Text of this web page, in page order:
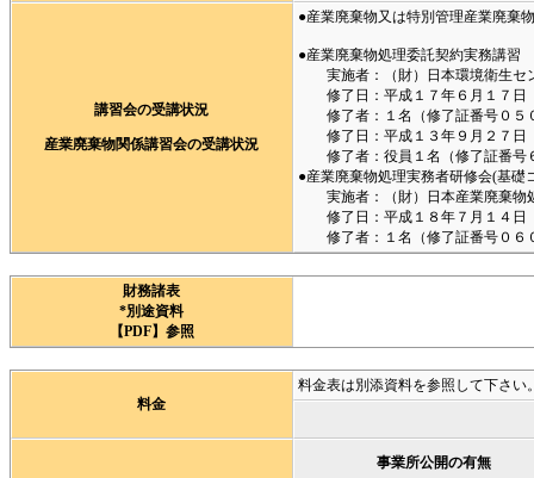
講習会の受講状況
産業廃棄物関係講習会の受講状況
●産業廃棄物又は特別管理産業廃棄
●産業廃棄物処理委託契約実務講習
実施者：（財）日本環境衛生セ
修了日：平成１７年６月１７日
修了者：１名（修了証番号０５
修了日：平成１３年９月２７日
修了者：役員１名（修了証番号
●産業廃棄物処理実務者研修会(基礎
実施者：（財）日本産業廃棄物
修了日：平成１８年７月１４日
修了者：１名（修了証番号０６
財務諸表
*別途資料
【PDF】参照
料金
料金表は別添資料を参照して下さい
事業所公開の有無